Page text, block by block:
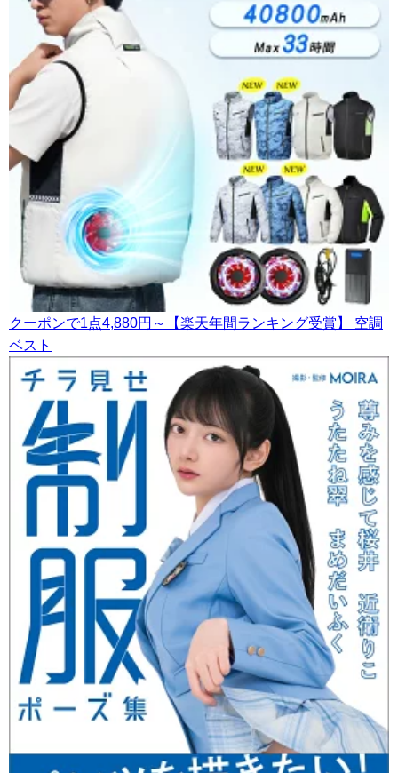
クーポンで1点4,880円～【楽天年間ランキング受賞】 空調
ベスト